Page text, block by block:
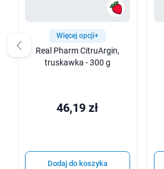
Więcej opcji+
Real Pharm CitruArgin,
truskawka - 300 g
46,19 zł
Dodaj do koszyka